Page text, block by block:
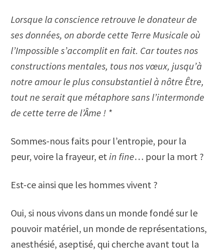
Lorsque la conscience retrouve le donateur de
ses données, on aborde cette Terre Musicale où
l’Impossible s’accomplit en fait. Car toutes nos
constructions mentales, tous nos vœux, jusqu’à
notre amour le plus consubstantiel à nôtre Être,
tout ne serait que métaphore sans l’intermonde
de cette terre de l’Âme ! *
Sommes-nous faits pour l’entropie, pour la
peur, voire la frayeur, et in fine… pour la mort ?
Est-ce ainsi que les hommes vivent ?
Oui, si nous vivons dans un monde fondé sur le
pouvoir matériel, un monde de représentations,
anesthésié, aseptisé, qui cherche avant tout la